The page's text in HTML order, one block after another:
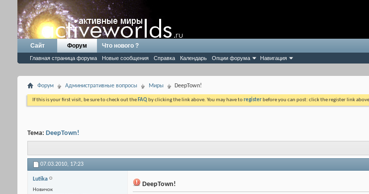
Сайт Форум
Главная страница форума Новые сообщения Справка Календарь Опции форума Навигация
Что нового ?
Форум Административные вопросы Миры DeepTown!
If this is your first visit, be sure to check out the FAQ by clicking the link above. You may have toregister before you can post: click the register link
Тема: DeepTown!
07.03.2010, 17:23
Lutika
Новичок
DeepTown!